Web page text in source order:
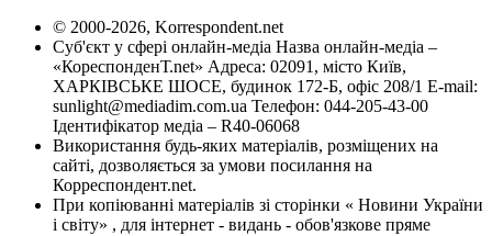
© 2000-2026, Korrespondent.net
Суб'єкт у сфері онлайн-медіа Назва онлайн-медіа –
«КореспонденТ.net» Адреса: 02091, місто Київ,
ХАРКІВСЬКЕ ШОСЕ, будинок 172-Б, офіс 208/1 E-mail:
sunlight@mediadim.com.ua Телефон: 044-205-43-00
Ідентифікатор медіа – R40-06068
Використання будь-яких матеріалів, розміщених на
сайті, дозволяється за умови посилання на
Корреспондент.net.
При копіюванні матеріалів зі сторінки « Новини України
і світу» , для інтернет - видань - обов'язкове пряме